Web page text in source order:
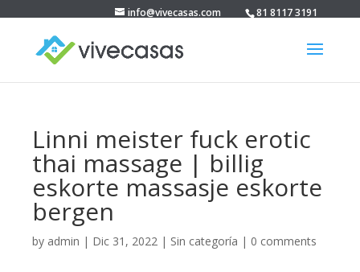
81 8117 3191
info@vivecasas.com
Linni meister fuck erotic
thai massage | billig
eskorte massasje eskorte
bergen
by admin | Dic 31, 2022 | Sin categoría | 0 comments